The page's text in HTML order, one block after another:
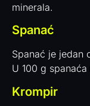
minerala.
Spanać
Spanać je jedan
U 100 g
Krompir